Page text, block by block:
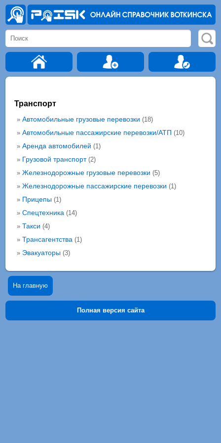
Транспорт
» Автомобильные грузовые перевозки (18)
» Автомобильные пассажирские перевозки/АТП (10)
» Аренда автомобилей (1)
» Грузовой транспорт(2)
» Железнодорожные грузовые перевозки (5)
» Железнодорожные пассажирские перевозки (1)
» Прицепы(1)
» Спецтехника (14)
» Такси (4)
» Трансагентства (1)
» Эвакуаторы(3)
На главную
Полная версия сайта